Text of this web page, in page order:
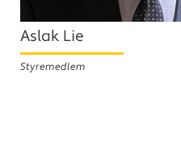
Aslak Lie
Styremedlem